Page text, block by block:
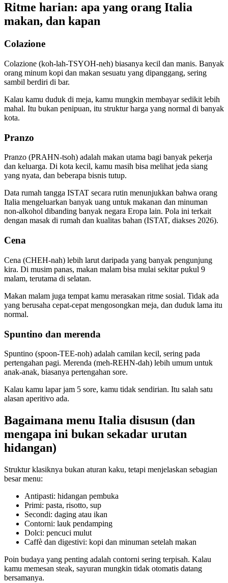
Ritme harian: apa yang orang Italia
makan, dan kapan
Colazione
Colazione (koh-lah-TSYOH-neh) biasanya kecil dan manis. Banyak
orang minum kopi dan makan sesuatu yang dipanggang, sering
sambil berdiri di bar.
Kalau kamu duduk di meja, kamu mungkin membayar sedikit lebih
mahal. Itu bukan penipuan, itu struktur harga yang normal di banyak
kota.
Pranzo
Pranzo (PRAHN-tsoh) adalah makan utama bagi banyak pekerja
dan keluarga. Di kota kecil, kamu masih bisa melihat jeda siang
yang nyata, dan beberapa bisnis tutup.
Data rumah tangga ISTAT secara rutin menunjukkan bahwa orang
Italia mengeluarkan banyak uang untuk makanan dan minuman
non-alkohol dibanding banyak negara Eropa lain. Pola ini terkait
dengan masak di rumah dan kualitas bahan (ISTAT, diakses 2026).
Cena
Cena (CHEH-nah) lebih larut daripada yang banyak pengunjung
kira. Di musim panas, makan malam bisa mulai sekitar pukul 9
malam, terutama di selatan.
Makan malam juga tempat kamu merasakan ritme sosial. Tidak ada
yang berusaha cepat-cepat mengosongkan meja, dan duduk lama itu
normal.
Spuntino dan merenda
Spuntino (spoon-TEE-noh) adalah camilan kecil, sering pada
pertengahan pagi. Merenda (meh-REHN-dah) lebih umum untuk
anak-anak, biasanya pertengahan sore.
Kalau kamu lapar jam 5 sore, kamu tidak sendirian. Itu salah satu
alasan aperitivo ada.
Bagaimana menu Italia disusun (dan
mengapa ini bukan sekadar urutan
hidangan)
Struktur klasiknya bukan aturan kaku, tetapi menjelaskan sebagian
besar menu:
Antipasti: hidangan pembuka
Primi: pasta, risotto, sup
Secondi: daging atau ikan
Contorni: lauk pendamping
Dolci: pencuci mulut
Caffè dan digestivi: kopi dan minuman setelah makan
Poin budaya yang penting adalah contorni sering terpisah. Kalau
kamu memesan steak, sayuran mungkin tidak otomatis datang
bersamanya.